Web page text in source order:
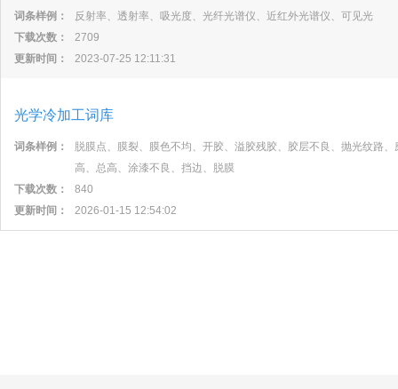
词条样例：
反射率、透射率、吸光度、光纤光谱仪、近红外光谱仪、可见光
下载次数：
2709
更新时间：
2023-07-25 12:11:31
光学冷加工词库
词条样例：
脱膜点、膜裂、膜色不均、开胶、溢胶残胶、胶层不良、抛光纹路
高、总高、涂漆不良、挡边、脱膜
下载次数：
840
更新时间：
2026-01-15 12:54:02